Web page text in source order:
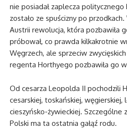
nie posiadał zaplecza
zostało ze spuścizny po przodkach.
Austrii rewolucja, która pozbawiła
próbował, co prawda kilkakrotnie
Węgrzech, ale sprzeciw
regenta Horthyego pozbawiła go
Od cesarza Leopolda II pochodzili
cesarskiej, toskańskiej,
cieszyńsko-żywieckiej. Szczególne
Polski ma ta ostatnia gałąź rodu.